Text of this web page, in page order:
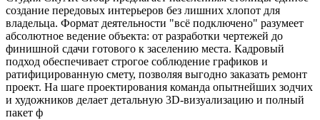
создание передовых интерьеров без лишних хлопот для
владельца. Формат деятельности "всё подключено" разумеет
абсолютное ведение объекта: от разработки чертежей до
финишной сдачи готового к заселению места. Кадровый
подход обеспечивает строгое соблюдение графиков и
ратифицированную смету, позволяя выгодно заказать ремонт
проект. На шаге проектирования команда опытнейших зодчих
и художников делает детальную 3D-визуализацию и полный
пакет ф